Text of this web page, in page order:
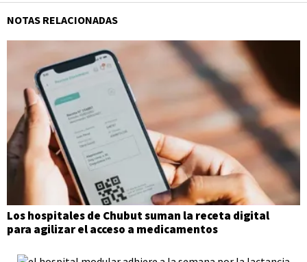
NOTAS RELACIONADAS
Los hospitales de Chubut suman la receta digital
para agilizar el acceso a medicamentos